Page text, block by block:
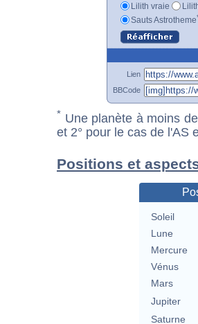
Lilith vraie
Sauts Astrotheme
Lien
BBCode
* Une planète à moins
et 2° pour le cas de l'AS
Positions et
Soleil
Lune
Mercure
Vénus
Mars
Jupiter
Saturne